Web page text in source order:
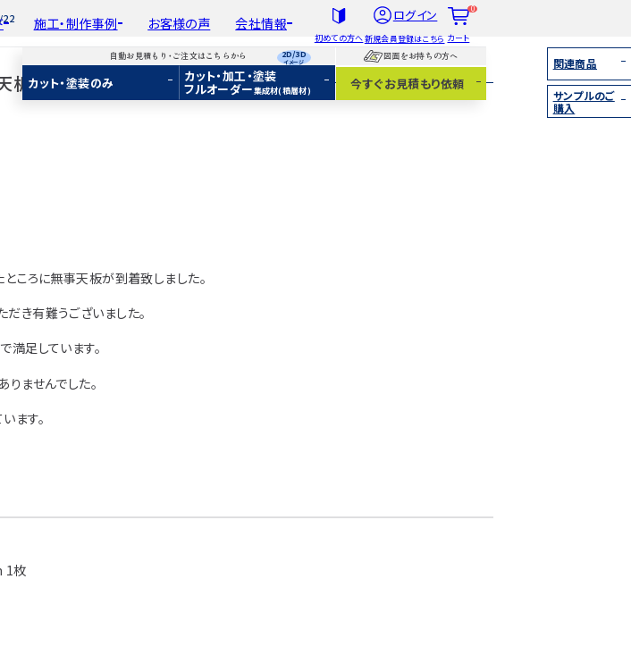
Purpose
類から選ぶ
取扱木材と選び方
ての方へ
払いについて
意事項とよくある質問
施工・制作事例
Example
こちらから
工場製作事例
階段
プレート・表札
お客様の声 会社情報
会社概要
初めての方へ
ログイン
新規会員登録はこちら カート
0
自動お見積もり・ご注文はこちらから
カット・塗装のみ カット・加工・塗装
フルオーダー集成材(積層材)
2D/3D
イメージ
図面をお持ちの方へ
今すぐお見積もり依頼
22
関連商品
サンプルのご
購入
板 2015/1/22
ころに無事天板が到着致しました。
き有難うございました。
満足しています。
ませんでした。
ます。
1枚